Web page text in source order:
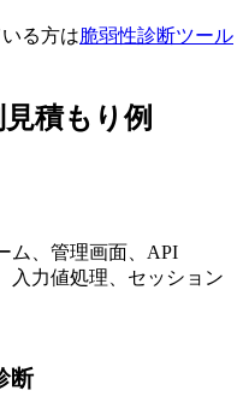
る方は脆弱性診断ツール
積もり例
ム、管理画面、API
入力値処理、セッション
断